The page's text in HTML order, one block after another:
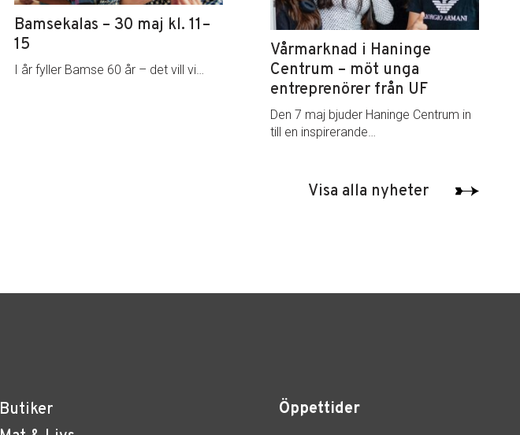
Bamsekalas – 30 maj kl. 11–
15
I år fyller Bamse 60 år – det vill vi…
Vårmarknad i Haninge
Centrum – möt unga
entreprenörer från UF
Den 7 maj bjuder Haninge Centrum in
till en inspirerande…
Visa alla nyheter
Butiker
Öppettider